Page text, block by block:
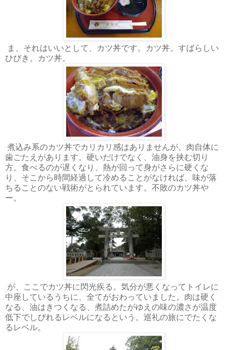
ま、それはいいとして、カツ丼です。カツ丼。すばらしい
ひびき。カツ丼。
煮込み系のカツ丼でカリカリ感はありませんが、肉自体に
歯ごたえがあります。硬いだけでなく、油身を挟む切り
方。食べるのが遅くなり、熱が回って身がさらに硬くな
り、そこから時間経過して冷めることがなければ、味が落
ちることのない戦術がとられています。不敗のカツ丼や
ー。
が、ここでカツ丼に閃光疾る。気分が悪くなってトイレに
中座しているうちに、全てがおわっていました。肉は硬く
なる、油はきつくなる、煮詰めたがゆえの味の濃さが温度
低下でしびれるレベルになるという。巡礼の旅にでたくな
るレベル。